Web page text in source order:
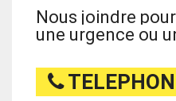
Nous joindre
une urgence ou